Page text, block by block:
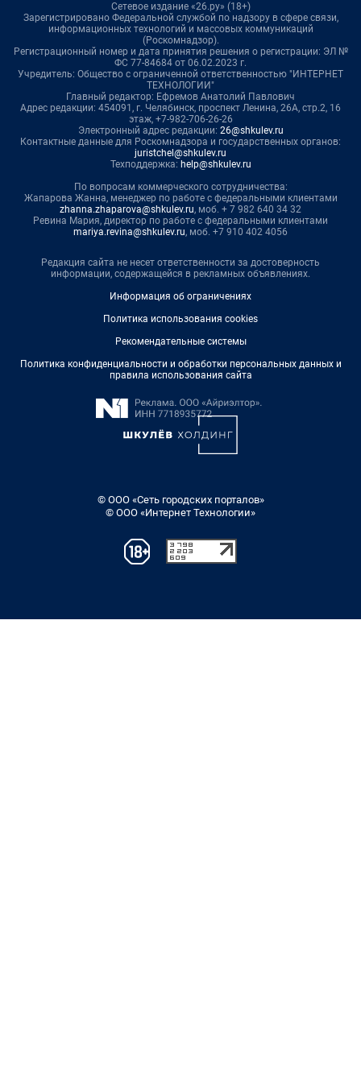
Сетевое издание «26.ру» (18+)
Зарегистрировано Федеральной службой по надзору в сфере связи,
информационных технологий и массовых коммуникаций
(Роскомнадзор).
Регистрационный номер и дата принятия решения о регистрации: ЭЛ №
ФС 77-84684 от 06.02.2023 г.
Учредитель: Общество с ограниченной ответственностью "ИНТЕРНЕТ
ТЕХНОЛОГИИ"
Главный редактор: Ефремов Анатолий Павлович
Адрес редакции: 454091, г. Челябинск, проспект Ленина, 26А, стр.2, 16
этаж, +7-982-706-26-26
Электронный адрес редакции: 26@shkulev.ru
Контактные данные для Роскомнадзора и государственных органов:
juristchel@shkulev.ru
Техподдержка: help@shkulev.ru
По вопросам коммерческого сотрудничества:
Жапарова Жанна, менеджер по работе с федеральными клиентами
zhanna.zhaparova@shkulev.ru, моб. + 7 982 640 34 32
Ревина Мария, директор по работе с федеральными клиентами
mariya.revina@shkulev.ru, моб. +7 910 402 4056
Редакция сайта не несет ответственности за достоверность
информации, содержащейся в рекламных объявлениях.
Информация об ограничениях
Политика использования cookies
Рекомендательные системы
Политика конфиденциальности и обработки персональных данных и
правила использования сайта
© ООО «Сеть городских порталов»
© ООО «Интернет Технологии»